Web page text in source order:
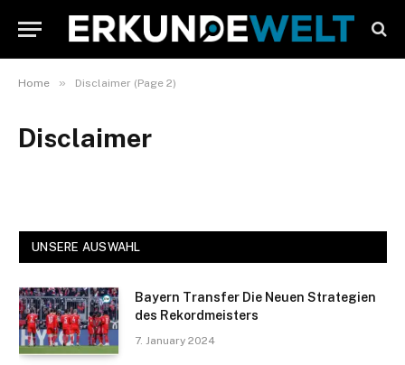
Home » Disclaimer (Page 2)
Disclaimer
UNSERE AUSWAHL
Bayern Transfer Die Neuen Strategien
des Rekordmeisters
7. January 2024